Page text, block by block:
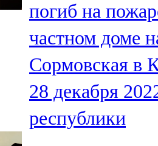
погиб на
частном доме
Сормовская в
28 декабря
республики